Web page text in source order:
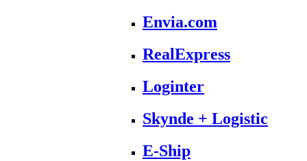
Envia.com
RealExpress
Loginter
Skynde + Logistic
E-Ship